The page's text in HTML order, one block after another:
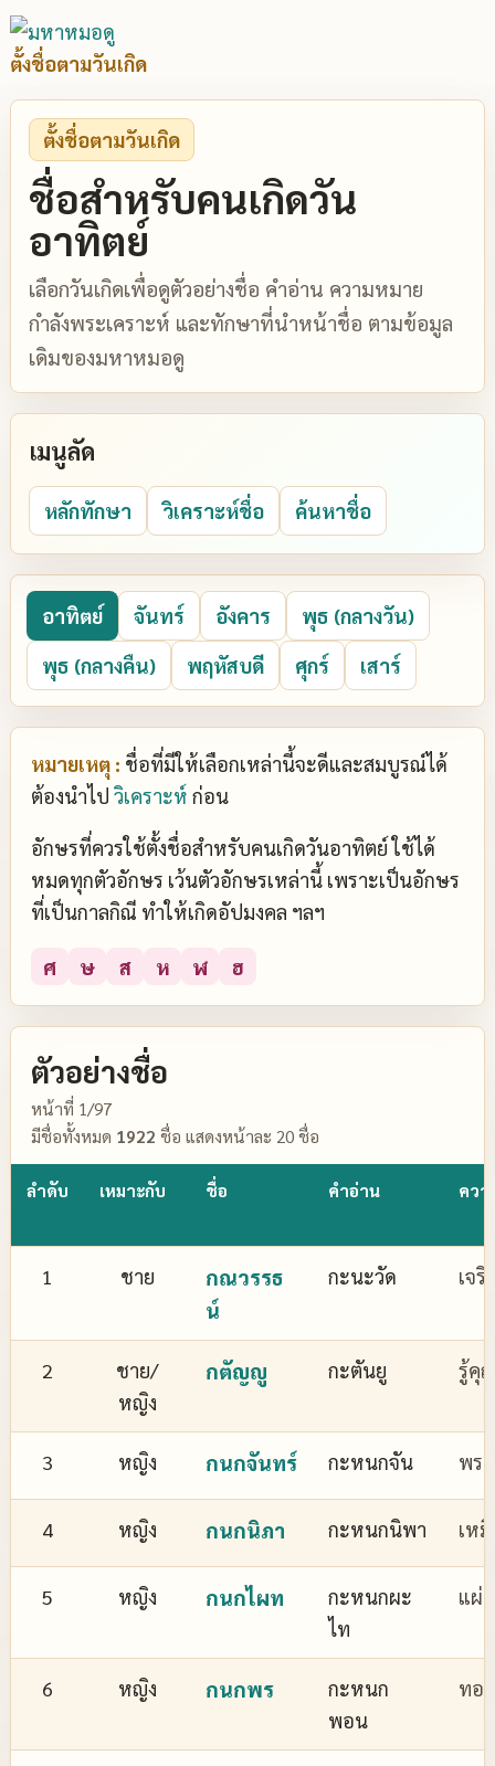
ตั้งชื่อตามวันเกิด
ตั้งชื่อตามวันเกิด
ชื่อสำหรับคนเกิดวัน
อาทิตย์
เลือกวันเกิดเพื่อดูตัวอย่างชื่อ คำอ่าน ความหมาย
กำลังพระเคราะห์ และทักษาที่นำหน้าชื่อ ตามข้อมูล
เดิมของมหาหมอดู
เมนูลัด
หลักทักษา วิเคราะห์ชื่อ ค้นหาชื่อ
อาทิตย์ จันทร์ อังคาร
พุธ (กลางวัน)
พุธ (กลางคืน)
พฤหัสบดี ศุกร์ เสาร์
หมายเหตุ : ชื่อที่มีให้เลือกเหล่านี้จะดีและสมบูรณ์ได้
ต้องนำไป วิเคราะห์ ก่อน
อักษรที่ควรใช้ตั้งชื่อสำหรับคนเกิดวันอาทิตย์ ใช้ได้
หมดทุกตัวอักษร เว้นตัวอักษรเหล่านี้ เพราะเป็นอักษร
ที่เป็นกาลกิณี ทำให้เกิดอัปมงคล ฯลฯ
ศ ษ ส ห ฬ ฮ
ตัวอย่างชื่อ
หน้าที่ 1/97
มีชื่อทั้งหมด 1922 ชื่อ แสดงหน้าละ 20 ชื่อ
ลำดับ เหมาะกับ ชื่อ คำอ่าน คว
1 ชาย
กณวรรธ
น์
กะนะวัด เจ
2
ชาย/
หญิง
กตัญญู กะตันยู รู้คุ
3 หญิง กนกจันทร์ กะหนกจัน พร
4 หญิง กนกนิภา กะหนกนิพา เห
5 หญิง กนกไผท
กะหนกผะ
ไท
แผ่
6 หญิง กนกพร
กะหนก
พอน
ทอ